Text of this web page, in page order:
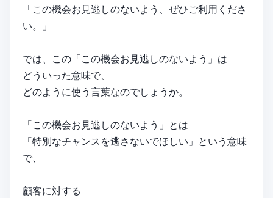
「この機会お見逃しのないよう、ぜひご利用くださ
い。」
では、この「この機会お見逃しのないよう」は
どういった意味で、
どのように使う言葉なのでしょうか。
「この機会お見逃しのないよう」とは
「特別なチャンスを逃さないでほしい」という意味
で、
顧客に対する